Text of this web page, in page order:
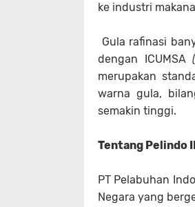
ke industri
Gula rafinasi
dengan ICUMSA
merupakan
warna gula,
semakin tinggi.
Tentang Pelindo
PT Pelabuhan
Negara yang